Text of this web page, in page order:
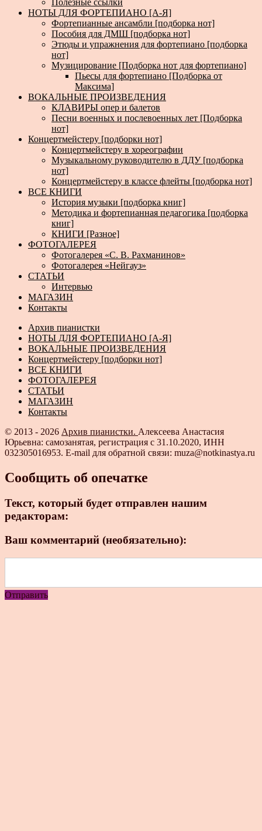
НОТЫ ДЛЯ ФОРТЕПИАНО [А-Я]
Фортепианные ансамбли [подборка нот]
Пособия для ДМШ [подборка нот]
Этюды и упражнения для фортепиано [подборка
нот]
Музицирование [Подборка нот для фортепиано]
Пьесы для фортепиано [Подборка от
Максима]
ВОКАЛЬНЫЕ ПРОИЗВЕДЕНИЯ
КЛАВИРЫ опер и балетов
Песни военных и послевоенных лет [Подборка
нот]
Концертмейстеру [подборки нот]
Концертмейстеру в хореографии
Музыкальному руководителю в ДДУ [подборка
нот]
Концертмейстеру в классе флейты [подборка нот]
ВСЕ КНИГИ
История музыки [подборка книг]
Методика и фортепианная педагогика [подборка
книг]
КНИГИ [Разное]
ФОТОГАЛЕРЕЯ
Фотогалерея «С. В. Рахманинов»
Фотогалерея «Нейгауз»
СТАТЬИ
Интервью
МАГАЗИН
Контакты
Архив пианистки
НОТЫ ДЛЯ ФОРТЕПИАНО [А-Я]
ВОКАЛЬНЫЕ ПРОИЗВЕДЕНИЯ
Концертмейстеру [подборки нот]
ВСЕ КНИГИ
ФОТОГАЛЕРЕЯ
СТАТЬИ
МАГАЗИН
Контакты
© 2013 - 2026 Архив пианистки. Алексеева Анастасия
Юрьевна: самозанятая, регистрация с 31.10.2020, ИНН
032305016953. E-mail для обратной связи: muza@notkinastya.ru
Сообщить об опечатке
Текст, который будет отправлен нашим
редакторам:
Ваш комментарий (необязательно):
Отправить